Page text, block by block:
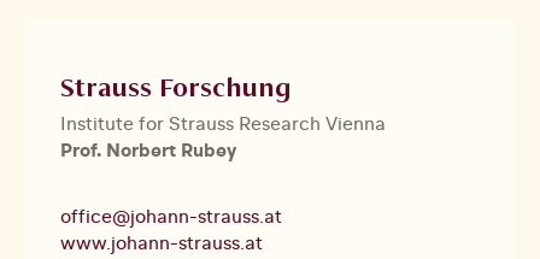
Strauss Forschung
Institute for Strauss Research Vienna
Prof. Norbert Rubey
office@johann-strauss.at
www.johann-strauss.at